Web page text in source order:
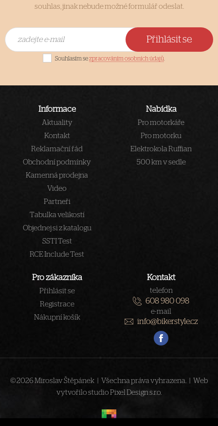
souhlas, jinak nebude možné formulář odeslat.
Přihlásit se
Souhlasím sezpracováním osobních údajů
Informace
Aktuality
Kontakt
Reklamační řád
Obchodní podmínky
Kamenná prodejna
Video
Partneři
Tabulka velikostí
Objednej si z katalogu
SSTI Test
RCE Include Test
Nabídka
Pro motorkáře
Pro motorku
Elektrokola Ruffian
500 km v sedle
Pro zákazníka
Přihlásit se
Registrace
Nákupní košík
Kontakt
telefon
608 980 098
e-mail
info@bikerstyle.cz
© 2026 Miroslav Štěpánek | Všechna práva vyhrazena. | Web
vytvořilo studio Pixel Design s.r.o.